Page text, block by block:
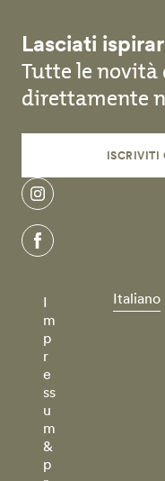
Lasciati
Tutte le novità
direttamente
ISCRIVITI
instagram
facebook
I
m
p
r
e
ss
u
m
&
p
Italiano